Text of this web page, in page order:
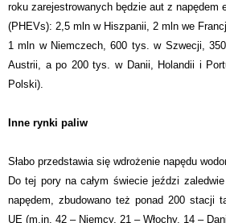
roku zarejestrowanych będzie aut z napędem
(PHEVs): 2,5 mln w Hiszpanii, 2 mln we
1 mln w Niemczech, 600 tys. w Szwecji,
Austrii, a po 200 tys. w Danii, Holandii i
Polski).
Inne rynki paliw
Słabo przedstawia się wdrożenie napędu
Do tej pory na całym świecie jeździ
napędem, zbudowano też ponad 200 stacji
UE (m.in. 42 – Niemcy, 21 – Włochy, 14 –